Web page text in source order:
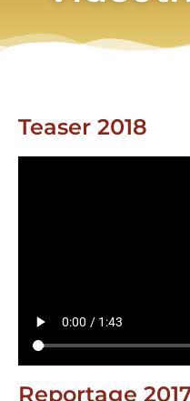
Teaser 2018
Reportage